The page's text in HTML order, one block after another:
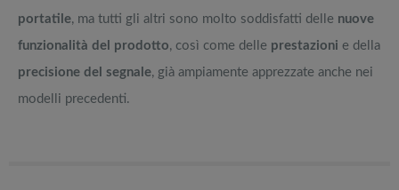
portatile, ma tutti gli altri sono molto soddisfatti delle nuove
funzionalità del prodotto, così come delle prestazioni e della
precisione del segnale, già ampiamente apprezzate anche nei
modelli precedenti.